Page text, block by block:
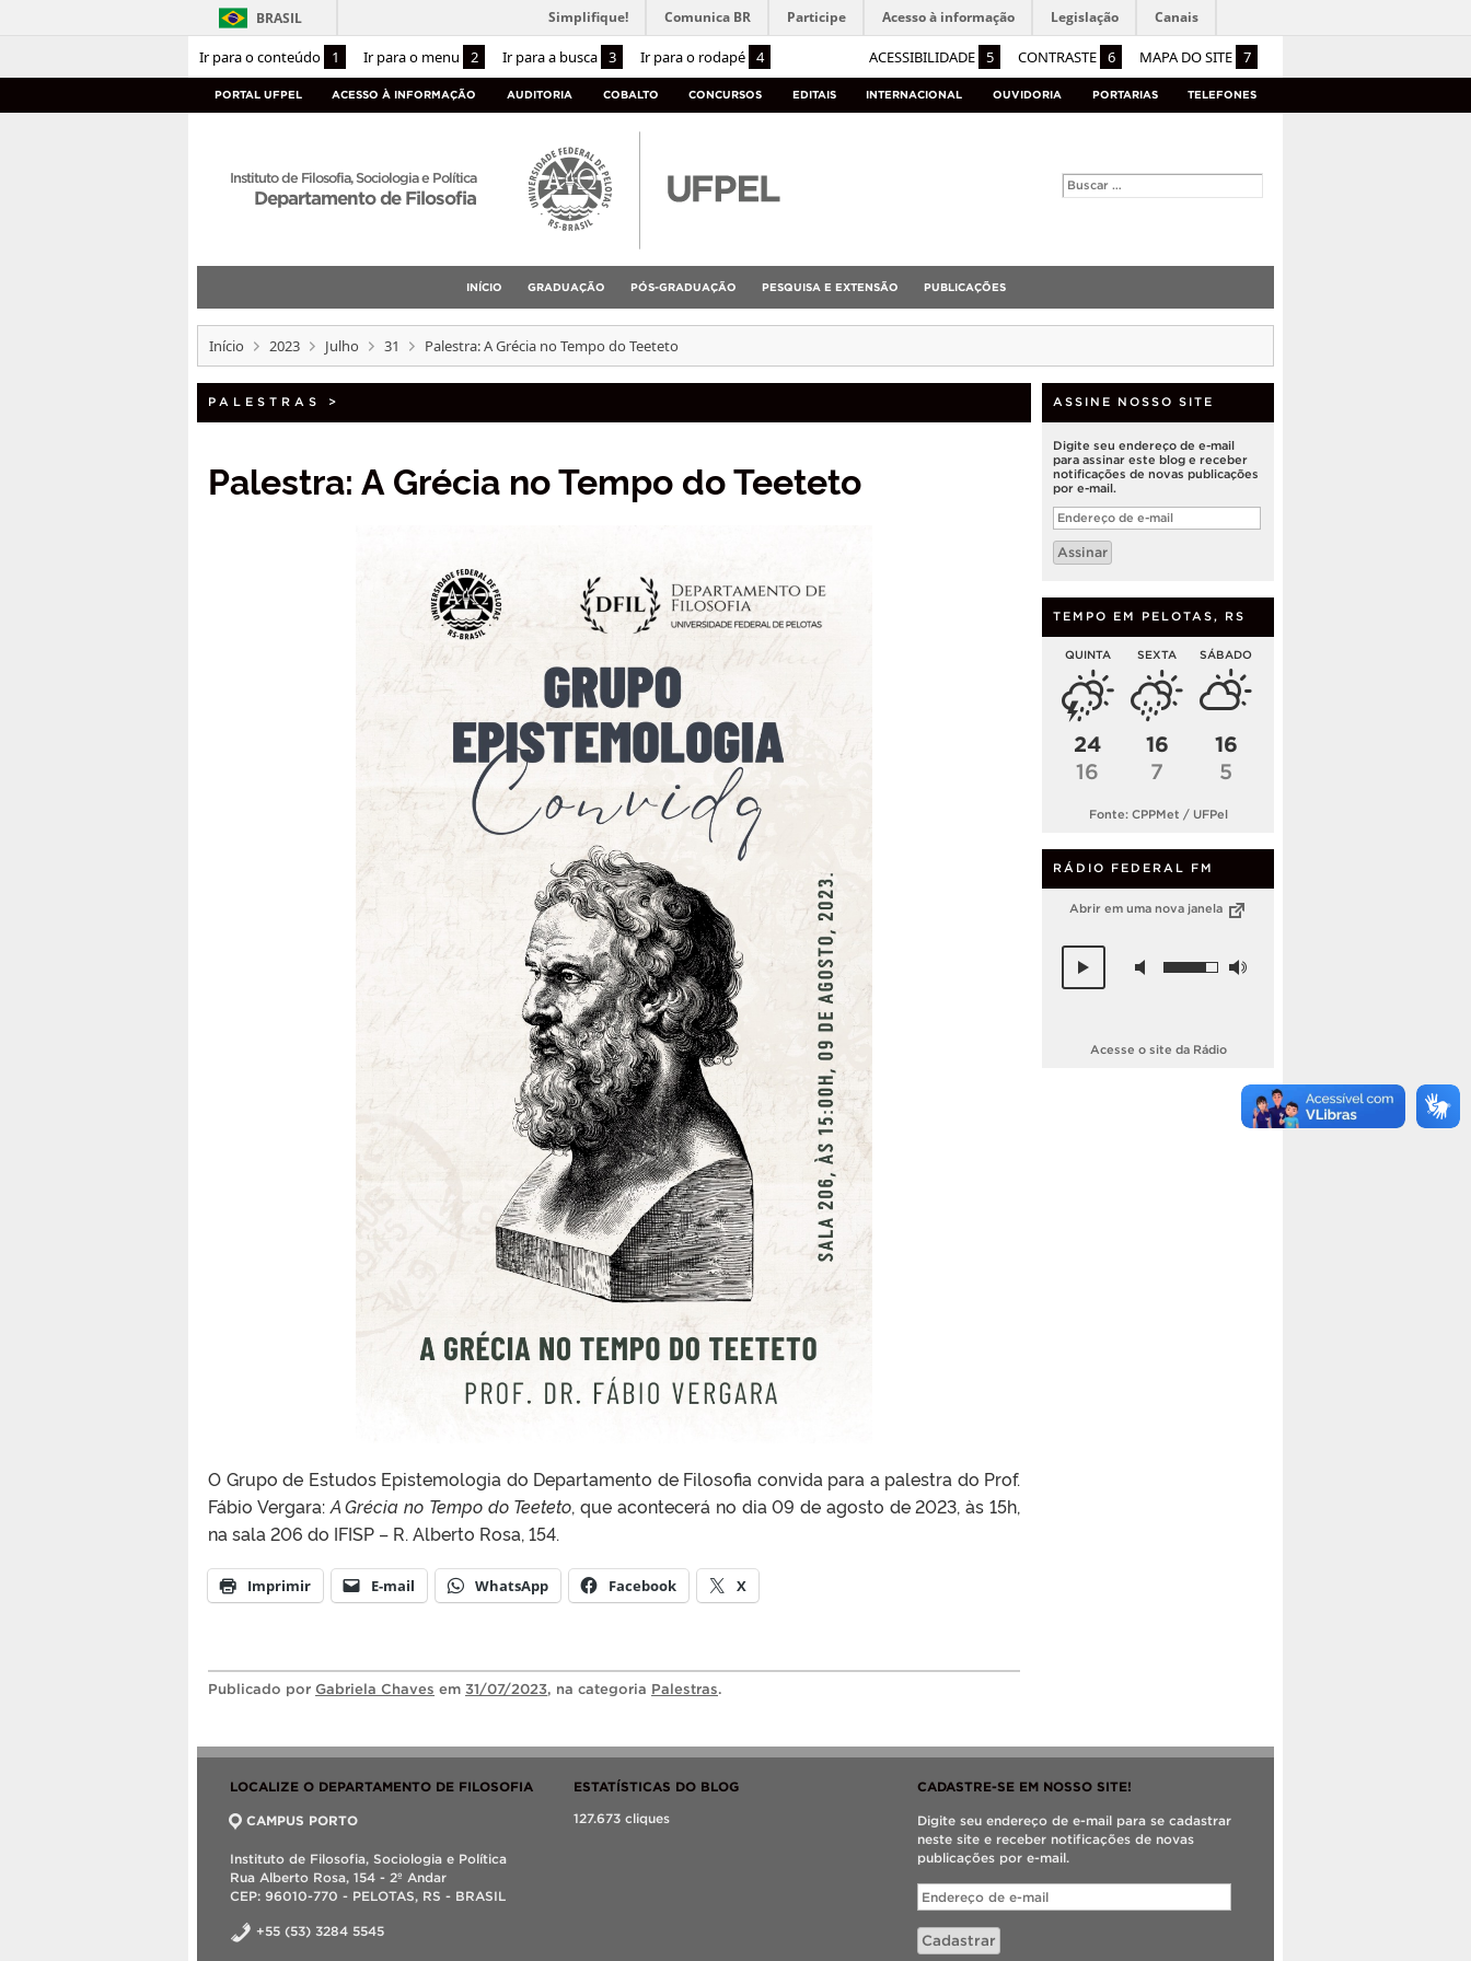
Ir para o conteúdo 1 Ir para o menu 2 Ir para a busca 3 Ir para o rodapé 4 ACESSIBILIDADE 5 CONTRASTE 6 MAPA DO SITE 7
BRASIL Simplifique! Comunica BR Participe Acesso à informação Legislação Canais
PORTAL UFPEL ACESSO À INFORMAÇÃO AUDITORIA COBALTO CONCURSOS EDITAIS INTERNACIONAL OUVIDORIA PORTARIAS TELEFONES
Instituto de Filosofia, Sociologia e Política
Departamento de Filosofia
INÍCIO GRADUAÇÃO PÓS-GRADUAÇÃO PESQUISA E EXTENSÃO PUBLICAÇÕES
Início 2023 Julho 31 Palestra: A Grécia no Tempo do Teeteto
PALESTRAS >
Palestra: A Grécia no Tempo do Teeteto
O Grupo de Estudos Epistemologia do Departamento de Filosofia convida para a palestra do Prof.
Fábio Vergara: A Grécia no Tempo do Teeteto, que acontecerá no dia 09 de agosto de 2023, às 15h,
na sala 206 do IFISP – R. Alberto Rosa, 154.
Imprimir E-mail WhatsApp Facebook X
Publicado por Gabriela Chaves em 31/07/2023, na categoria Palestras.
ASSINE NOSSO SITE
Digite seu endereço de e-mail
para assinar este blog e receber
notificações de novas publicações
por e-mail.
Endereço
de
e-
mail
Assinar
TEMPO EM PELOTAS, RS
QUINTA
24
16
SEXTA
16
7
SÁBADO
16
5
Fonte: CPPMet / UFPel
RÁDIO FEDERAL FM
Abrir em uma nova janela
Acesse o site da Rádio
LOCALIZE O DEPARTAMENTO DE FILOSOFIA
CAMPUS PORTO
Instituto de Filosofia, Sociologia e Política
Rua Alberto Rosa, 154 - 2º Andar
CEP: 96010-770 - PELOTAS, RS - BRASIL
+55 (53) 3284 5545
ESTATÍSTICAS DO BLOG
127.673 cliques
CADASTRE-SE EM NOSSO SITE!
Digite seu endereço de e-mail para se cadastrar
neste site e receber notificações de novas
publicações por e-mail.
Endereço
de
e-
mail
Cadastrar